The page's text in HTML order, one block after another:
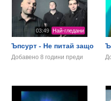
03:49 Най-гледани
Ъпсурт - Не питай защо
Добавено 8 години преди